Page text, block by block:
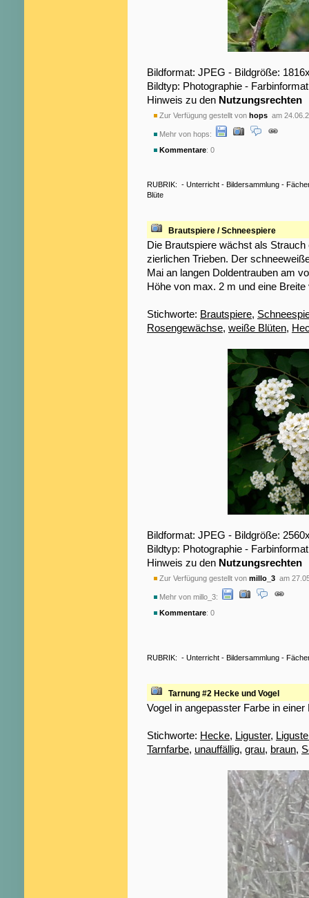
Bildformat: JPEG - Bildgröße:
Bildtyp: Photographie -
Hinweis zu den Nutzungsrechten
Zur Verfügung gestellt von hops am
Mehr von hops:
Kommentare: 0
RUBRIK: - Unterricht - Bildersammlung -
Blüte
Brautspiere / Schneespiere
Die Brautspiere wächst als
zierlichen Trieben. Der
Mai an langen Doldentrauben am
Höhe von max. 2 m und eine
Stichworte: Brautspiere,
Rosengewächse, weiße Blüten,
Bildformat: JPEG - Bildgröße:
Bildtyp: Photographie -
Hinweis zu den Nutzungsrechten
Zur Verfügung gestellt von millo_3 am
Mehr von millo_3:
Kommentare: 0
RUBRIK: - Unterricht - Bildersammlung -
Tarnung #2 Hecke und Vogel
Vogel in angepasster Farbe in einer
Stichworte: Hecke, Liguster,
Tarnfarbe, unauffällig, grau, braun,